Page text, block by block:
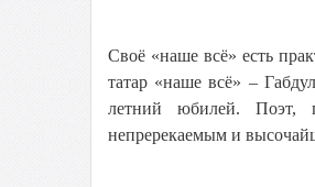
Своё «наше всё» есть
татар «наше всё» –
летний юбилей. Поэт,
непререкаемым и